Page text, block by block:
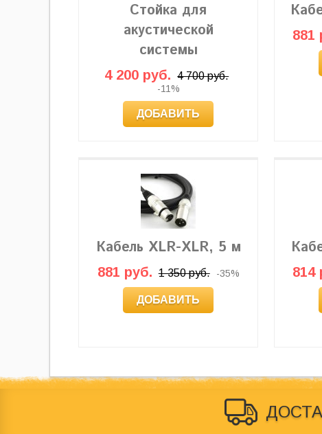
Стойка для
акустической
системы
4 200 руб. 4 700 руб.
-11%
ДОБАВИТЬ
881
Кабель XLR-XLR, 5 м
881 руб. 1 350 руб. -35%
ДОБАВИТЬ
814
. Магазин по продаже
ни при каких условиях не является публичной офертой,